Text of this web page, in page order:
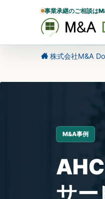
事業承継のご相談は
株式会社M&A Do
M&A事例
サー